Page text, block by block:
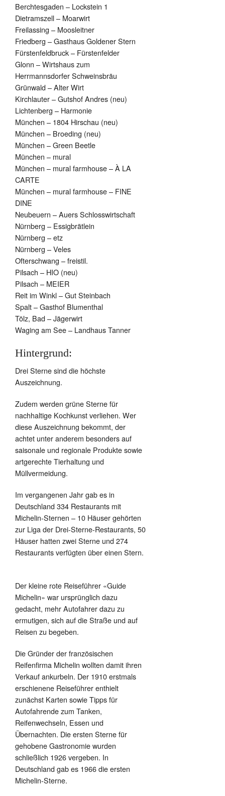
Berchtesgaden – Lockstein 1
Dietramszell – Moarwirt
Freilassing – Moosleitner
Friedberg – Gasthaus Goldener Stern
Fürstenfeldbruck – Fürstenfelder
Glonn – Wirtshaus zum
Herrmannsdorfer Schweinsbräu
Grünwald – Alter Wirt
Kirchlauter – Gutshof Andres (neu)
Lichtenberg – Harmonie
München – 1804 Hirschau (neu)
München – Broeding (neu)
München – Green Beetle
München – mural
München – mural farmhouse – À LA
CARTE
München – mural farmhouse – FINE
DINE
Neubeuern – Auers Schlosswirtschaft
Nürnberg – Essigbrätlein
Nürnberg – etz
Nürnberg – Veles
Ofterschwang – freistil.
Pilsach – HIO (neu)
Pilsach – MEIER
Reit im Winkl – Gut Steinbach
Spalt – Gasthof Blumenthal
Tölz, Bad – Jägerwirt
Waging am See – Landhaus Tanner
Hintergrund:
Drei Sterne sind die höchste
Auszeichnung.
Zudem werden grüne Sterne für
nachhaltige Kochkunst verliehen. Wer
diese Auszeichnung bekommt, der
achtet unter anderem besonders auf
saisonale und regionale Produkte sowie
artgerechte Tierhaltung und
Müllvermeidung.
Im vergangenen Jahr gab es in
Deutschland 334 Restaurants mit
Michelin-Sternen – 10 Häuser gehörten
zur Liga der Drei-Sterne-Restaurants, 50
Häuser hatten zwei Sterne und 274
Restaurants verfügten über einen Stern.
Der kleine rote Reiseführer «Guide
Michelin» war ursprünglich dazu
gedacht, mehr Autofahrer dazu zu
ermutigen, sich auf die Straße und auf
Reisen zu begeben.
Die Gründer der französischen
Reifenfirma Michelin wollten damit ihren
Verkauf ankurbeln. Der 1910 erstmals
erschienene Reiseführer enthielt
zunächst Karten sowie Tipps für
Autofahrende zum Tanken,
Reifenwechseln, Essen und
Übernachten. Die ersten Sterne für
gehobene Gastronomie wurden
schließlich 1926 vergeben. In
Deutschland gab es 1966 die ersten
Michelin-Sterne.